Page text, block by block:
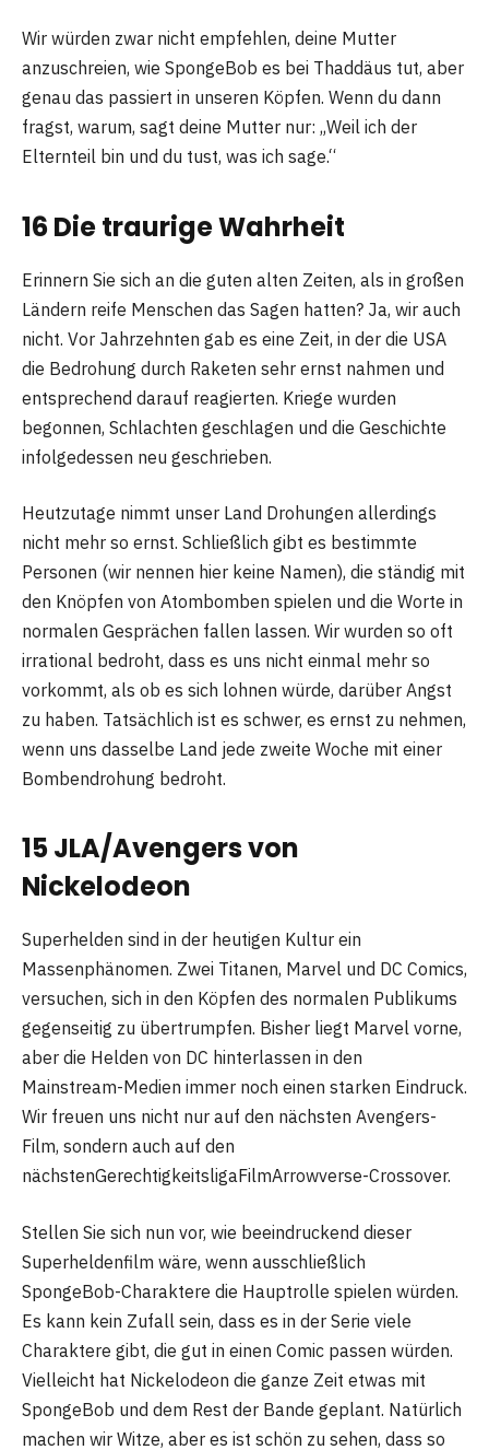
Wir würden zwar nicht empfehlen, deine Mutter
anzuschreien, wie SpongeBob es bei Thaddäus tut, aber
genau das passiert in unseren Köpfen. Wenn du dann
fragst, warum, sagt deine Mutter nur: „Weil ich der
Elternteil bin und du tust, was ich sage.“
16 Die traurige Wahrheit
Erinnern Sie sich an die guten alten Zeiten, als in großen
Ländern reife Menschen das Sagen hatten? Ja, wir auch
nicht. Vor Jahrzehnten gab es eine Zeit, in der die USA
die Bedrohung durch Raketen sehr ernst nahmen und
entsprechend darauf reagierten. Kriege wurden
begonnen, Schlachten geschlagen und die Geschichte
infolgedessen neu geschrieben.
Heutzutage nimmt unser Land Drohungen allerdings
nicht mehr so ​​ernst. Schließlich gibt es bestimmte
Personen (wir nennen hier keine Namen), die ständig mit
den Knöpfen von Atombomben spielen und die Worte in
normalen Gesprächen fallen lassen. Wir wurden so oft
irrational bedroht, dass es uns nicht einmal mehr so ​​
vorkommt, als ob es sich lohnen würde, darüber Angst
zu haben. Tatsächlich ist es schwer, es ernst zu nehmen,
wenn uns dasselbe Land jede zweite Woche mit einer
Bombendrohung bedroht.
15 JLA/Avengers von
Nickelodeon
Superhelden sind in der heutigen Kultur ein
Massenphänomen. Zwei Titanen, Marvel und DC Comics,
versuchen, sich in den Köpfen des normalen Publikums
gegenseitig zu übertrumpfen. Bisher liegt Marvel vorne,
aber die Helden von DC hinterlassen in den
Mainstream-Medien immer noch einen starken Eindruck.
Wir freuen uns nicht nur auf den nächsten Avengers-
Film, sondern auch auf den
nächstenGerechtigkeitsligaFilmArrowverse-Crossover.
Stellen Sie sich nun vor, wie beeindruckend dieser
Superheldenfilm wäre, wenn ausschließlich
SpongeBob-Charaktere die Hauptrolle spielen würden.
Es kann kein Zufall sein, dass es in der Serie viele
Charaktere gibt, die gut in einen Comic passen würden.
Vielleicht hat Nickelodeon die ganze Zeit etwas mit
SpongeBob und dem Rest der Bande geplant. Natürlich
machen wir Witze, aber es ist schön zu sehen, dass so